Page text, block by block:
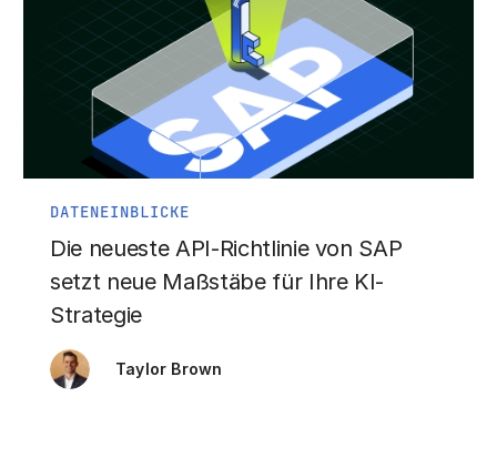
DATENEINBLICKE
Die neueste API-Richtlinie von SAP
setzt neue Maßstäbe für Ihre KI-
Strategie
Taylor Brown